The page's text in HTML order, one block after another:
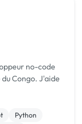
no-code
Congo. J'aide
Python